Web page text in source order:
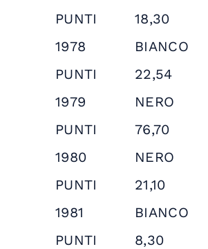
PUNTI
18,30
1978
BIANCO
PUNTI
22,54
1979
NERO
PUNTI
76,70
1980
NERO
PUNTI
21,10
1981
BIANCO
PUNTI
8,30